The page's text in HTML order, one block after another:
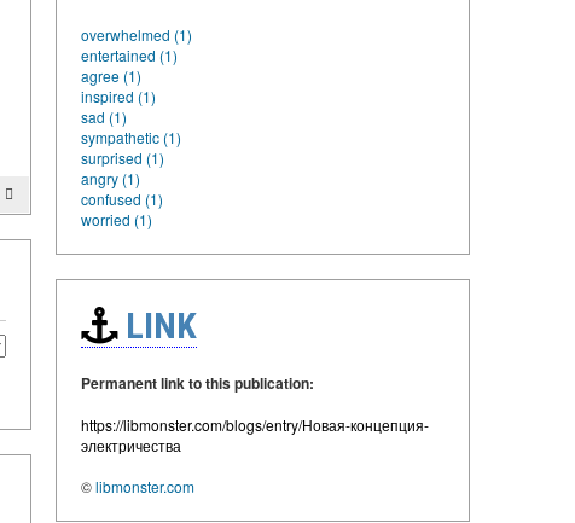
overwhelmed (1)
entertained (1)
agree (1)
inspired (1)
sad (1)
sympathetic (1)
surprised (1)
angry (1)
confused (1)
worried (1)
LINK
Permanent link to this publication:
https://libmonster.com/blogs/entry/Новая-концепция-
электричества
©libmonster.com